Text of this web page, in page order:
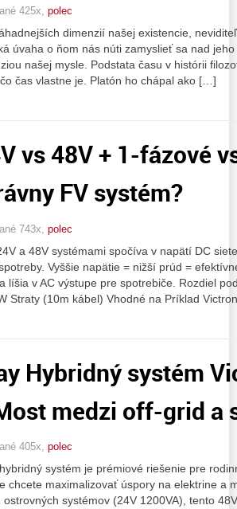
425x, polec
dimenzií našej existencie,
úvaha o ňom nás núti zamyslieť sa nad
našej mysle. Podstata času v histórii
čas vlastne je. Platón ho chápal ako […]
vs 48V + 1-fázové
FV systém?
743x, polec
a 48V systémami spočíva v napätí DC
Vyššie napätie = nižší prúd =
líšia v AC výstupe pre spotrebiče. Rozdiel
Straty (10m kábel) Vhodné na Príklad
Hybridný systém
medzi off-grid a
405x, polec
systém je prémiové riešenie pre
chcete maximalizovať úspory na elektrine a
ostrovných systémov (24V 1200VA), tento